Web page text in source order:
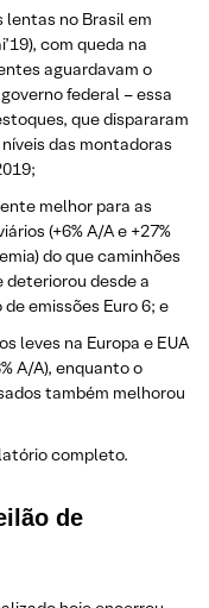
lentas no Brasil em
com queda na
aguardavam o
federal – essa
que dispararam
das montadoras
melhor para as
(+6% A/A e +27%
do que caminhões
deteriorou desde a
emissões Euro 6; e
leves na Europa e EUA
A/A), enquanto o
também melhorou
completo.
de